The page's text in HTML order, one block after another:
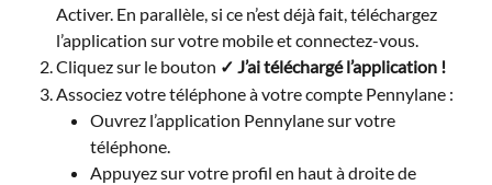
Activer. En parallèle, si ce n’est déjà fait, téléchargez
l’application sur votre mobile et connectez-vous.
Cliquez sur le bouton ✓ J’ai téléchargé l’application !
Associez votre téléphone à votre compte Pennylane :
Ouvrez l’application Pennylane sur votre
téléphone.
Appuyez sur votre profil en haut à droite de